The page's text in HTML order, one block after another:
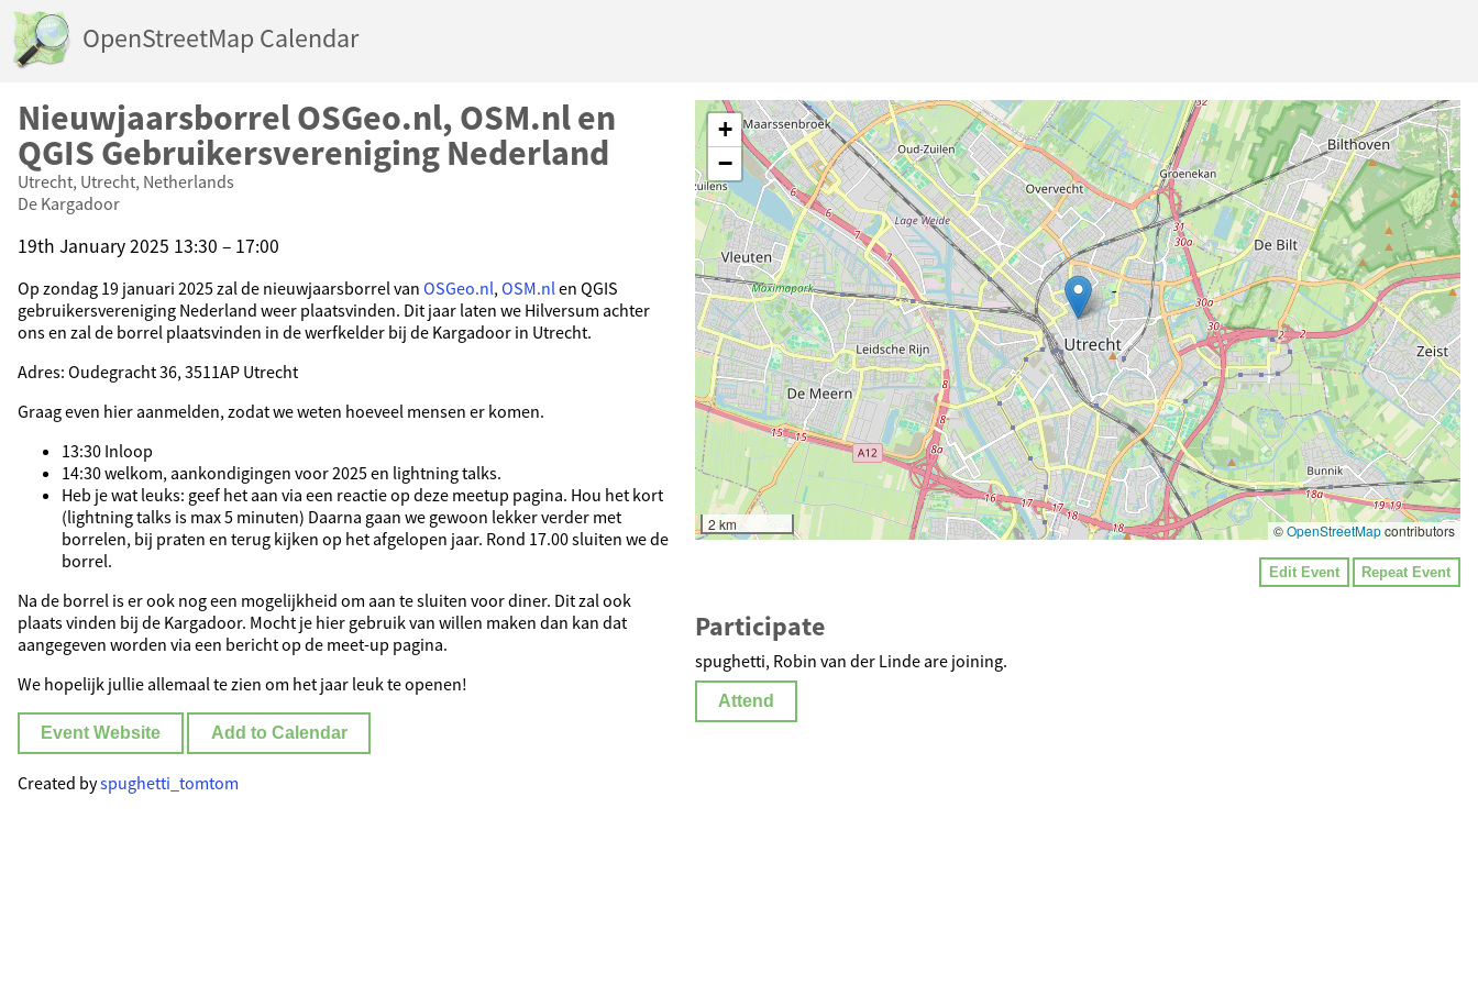
OpenStreetMap Calendar
Nieuwjaarsborrel OSGeo.nl, OSM.nl en
QGIS Gebruikersvereniging Nederland
Utrecht, Utrecht, Netherlands
De Kargadoor
19th January 2025 13:30 – 17:00
Op zondag 19 januari 2025 zal de nieuwjaarsborrel van OSGeo.nl, OSM.nlen QGIS
gebruikersvereniging Nederland weer plaatsvinden. Dit jaar laten we Hilversum achter
ons en zal de borrel plaatsvinden in de werfkelder bij de Kargadoor in Utrecht.
Adres: Oudegracht 36, 3511AP Utrecht
Graag even hier aanmelden, zodat we weten hoeveel mensen er komen.
13:30 Inloop
14:30 welkom, aankondigingen voor 2025 en lightning talks.
Heb je wat leuks: geef het aan via een reactie op deze meetup pagina. Hou het kort
(lightning talks is max 5 minuten) Daarna gaan we gewoon lekker verder met
borrelen, bij praten en terug kijken op het afgelopen jaar. Rond 17.00 sluiten we de
borrel.
Na de borrel is er ook nog een mogelijkheid om aan te sluiten voor diner. Dit zal ook
plaats vinden bij de Kargadoor. Mocht je hier gebruik van willen maken dan kan dat
aangegeven worden via een bericht op de meet-up pagina.
We hopelijk jullie allemaal te zien om het jaar leuk te openen!
Event Website Add to Calendar
+
−
2 km ©OpenStreetMapcontributors
Edit Event Repeat Event
Participate
spughetti, Robin van der Linde are joining.
Attend
Created byspughetti_tomtom